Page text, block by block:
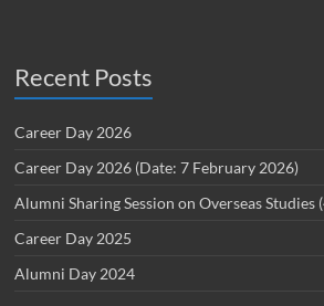
Recent Posts
Career Day 2026
Career Day 2026 (Date: 7 February 2026)
Alumni Sharing Session on Overseas Studies
Career Day 2025
Alumni Day 2024